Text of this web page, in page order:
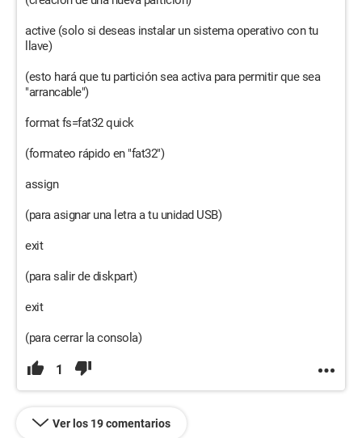
active (solo si deseas instalar un sistema operativo con tu
llave)
(esto hará que tu partición sea activa para permitir que sea
"arrancable")
format fs=fat32 quick
(formateo rápido en "fat32")
assign
(para asignar una letra a tu unidad USB)
exit
(para salir de diskpart)
exit
(para cerrar la consola)
1
Ver los 19 comentarios